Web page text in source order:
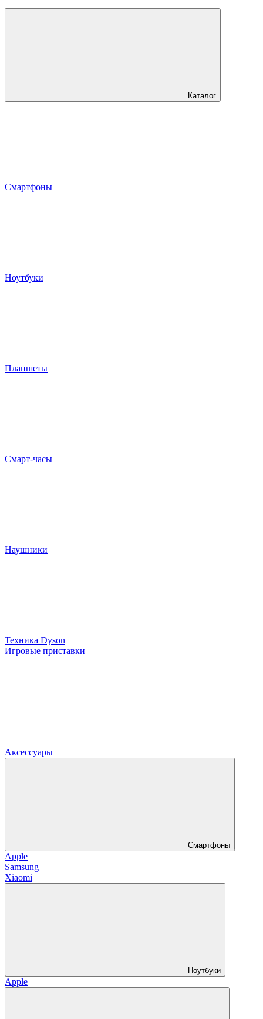
Каталог
Смартфоны
Ноутбуки
Планшеты
Смарт-часы
Наушники
Техника Dyson
Игровые приставки
Аксессуары
Смартфоны
Apple
Samsung
Xiaomi
Ноутбуки
Apple